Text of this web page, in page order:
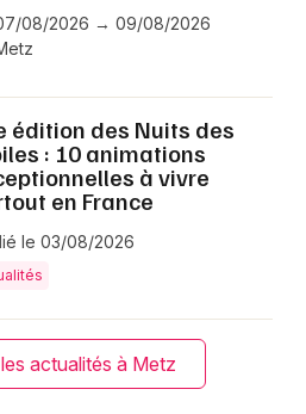
08/2026 → 09/08/2026
édition des Nuits des
: 10 animations
à vivre
en France
le 03/08/2026
actualités à Metz